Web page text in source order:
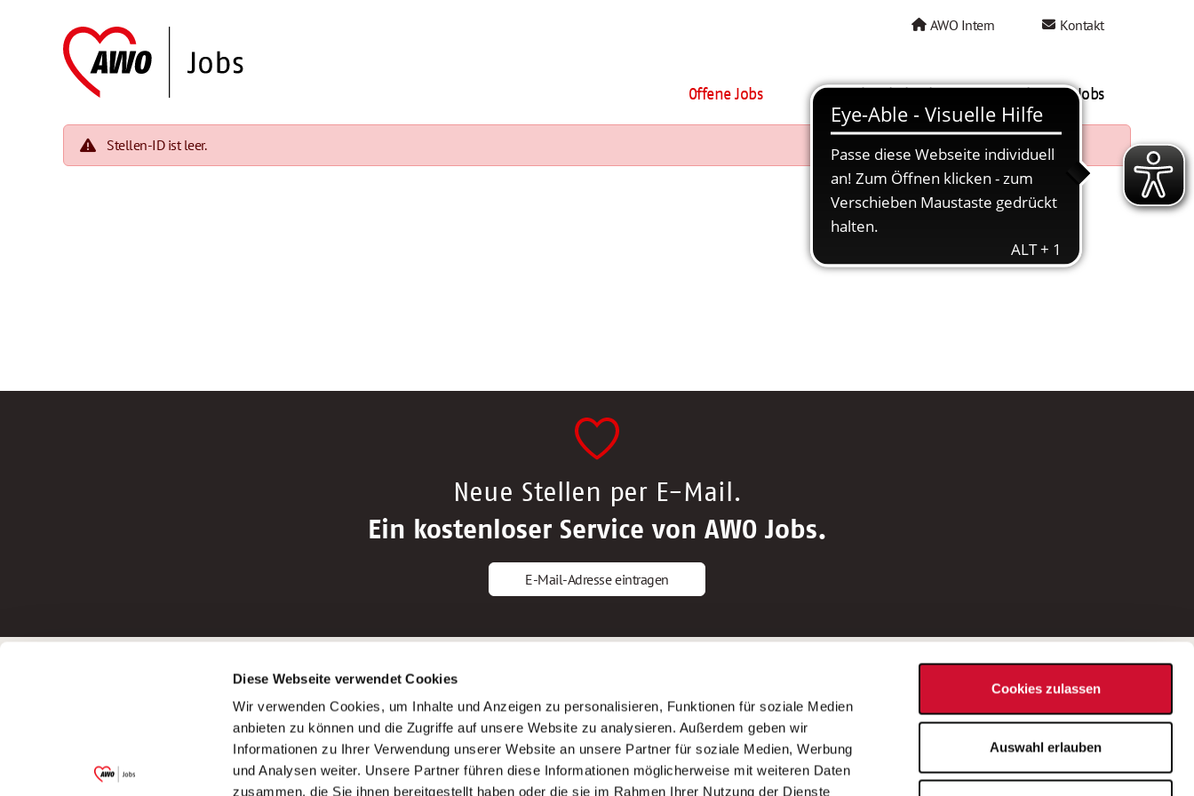
Diese Webseite verwendet Cookies
Wir verwenden Cookies, um Inhalte und Anzeigen zu personalisieren, Funktionen für soziale Medien
anbieten zu können und die Zugriffe auf unsere Website zu analysieren. Außerdem geben wir
Informationen zu Ihrer Verwendung unserer Website an unsere Partner für soziale Medien, Werbung
und Analysen weiter. Unsere Partner führen diese Informationen möglicherweise mit weiteren Daten
zusammen, die Sie ihnen bereitgestellt haben oder die sie im Rahmen Ihrer Nutzung der Dienste
Cookies zulassen
Auswahl erlauben
AWO Intern Kontakt
Offene Jobs AWO als Arbeitgeber Mein AWO Jobs
Stellen-ID ist leer.
Neue Stellen per E-Mail.
Ein kostenloser Service von AWO Jobs.
E-Mail-Adresse eintragen
Garitz Bewirtschaftungsbetriebe GmbH
(Ein Tochterunternehmen des AWO
Bezirksverbandes Unterfranken e.V.)
Bewerbungstipps
Bewerbung als Altenpfleger*in
Bewerbung als Krankenpfleger*in
Bewerbung als Altenpflegehelfer*in
Bewerbung als Erzieher*in
AWO Gliederungen nach Bundesland
Stellenangebote nach Bundesländern
Sitemap
Impressum
Datenschutz
Bei Fragen zu einer Stellenausschreibung
wenden Sie sich bitte an die*den in der
Stellenausschreibung genannte*n